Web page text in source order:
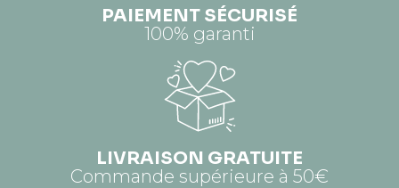
PAIEMENT SÉCURISÉ
100% garanti
LIVRAISON GRATUITE
Commande supérieure à 50€